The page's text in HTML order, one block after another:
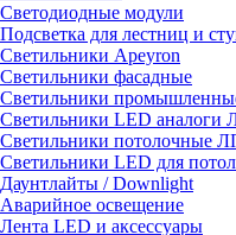
Светодиодные модули
Подсветка для лестниц и
Светильники Apeyron
Светильники фасадные
Светильники
Светильники LED аналоги
Светильники потолочные
Светильники LED для
Даунтлайты / Downlight
Аварийное освещение
Лента LED и аксессуары